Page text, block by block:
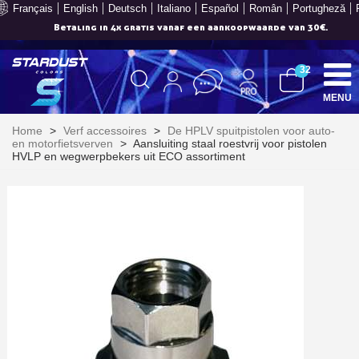
Français English Deutsch Italiano Español Român Portugheză
Betaling in 4x gratis vanaf een aankoopwaarde van 30€.
Betaling in 4x gratis vanaf een aankoopwaarde van 30€.
Je online offerte in minder dan 1 minuut
Deel je creaties en ontvang shopping vouchers
Verzamel loyaliteitspunten bij elke bestelling
32
MENU
Home > Verf accessoires >
De HPLV spuitpistolen voor auto-
en motorfietsverven
> Aansluiting staal roestvrij voor pistolen
HVLP en wegwerpbekers uit ECO assortiment